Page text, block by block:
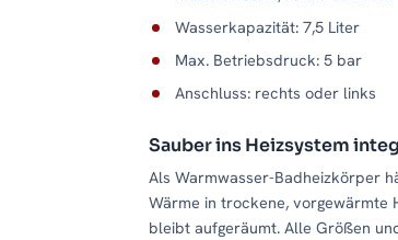
Wasserkapazität: 7,5 Liter
Max. Betriebsdruck: 5 bar
Anschluss: rechts oder links
Sauber ins Heizsystem
Als Warmwasser-Badheizkörper
Wärme in trockene, vorgewärmte
bleibt aufgeräumt. Alle Größen